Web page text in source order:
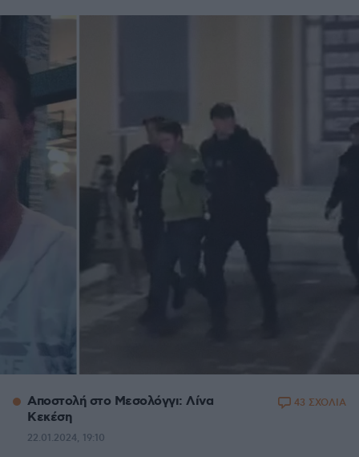
Αποστολή στο Μεσολόγγι: Λίνα
Κεκέση
22.01.2024, 19:10
43 ΣΧΟΛΙΑ